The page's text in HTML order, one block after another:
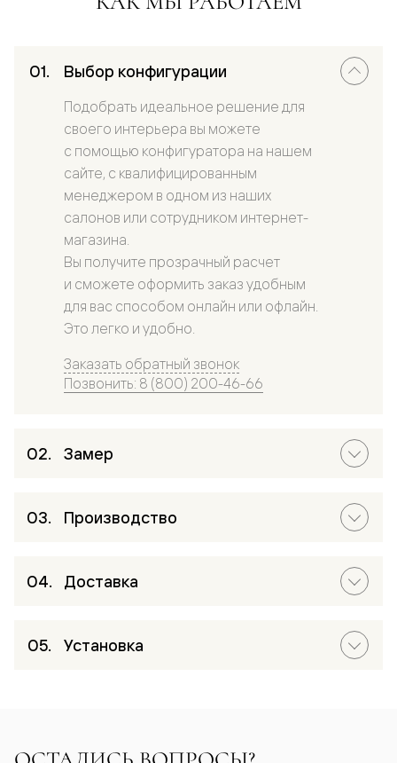
Выбор конфигурации
Подобрать идеальное решение для
своего интерьера вы можете
с помощью конфигуратора на нашем
сайте, с квалифицированным
менеджером в одном из наших
салонов или сотрудником интернет-
магазина.
Вы получите прозрачный расчет
и сможете оформить заказ удобным
для вас способом онлайн или офлайн.
Это легко и удобно.
Заказать обратный звонок
Позвонить: 8 (800) 200-46-66
Замер
Производство
Доставка
Установка